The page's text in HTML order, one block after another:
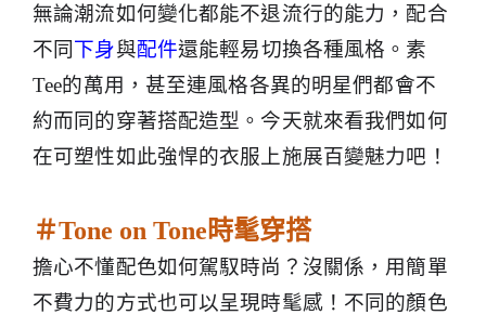
無論潮流如何變化都能不退流行的能力，配合
不同下身與配件還能輕易切換各種風格。素
Tee的萬用，甚至連風格各異的明星們都會不
約而同的穿著搭配造型。今天就來看我們如何
在可塑性如此強悍的衣服上施展百變魅力吧！
＃Tone on Tone時髦穿搭
擔心不懂配色如何駕馭時尚？沒關係，用簡單
不費力的方式也可以呈現時髦感！不同的顏色